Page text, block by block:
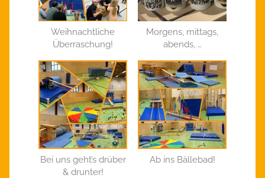
Weihnachtliche
Überraschung!
Morgens, mittags,
abends, …
Bei uns geht’s drüber
& drunter!
Ab ins Bällebad!